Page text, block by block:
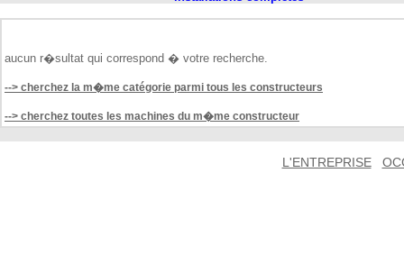
aucun r�sultat qui correspond � votre recherche.
--> cherchez la m�me catégorie parmi tous les constructeurs
--> cherchez toutes les machines du m�me constructeur
L'ENTREPRISE